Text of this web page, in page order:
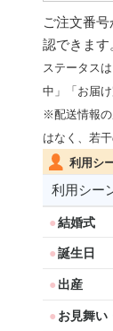
ご注文番号
認できます
ステータス
中」「お届
※配送情報
はなく、若
利用シ
利用シー
結婚式
誕生日
出産
お見舞い